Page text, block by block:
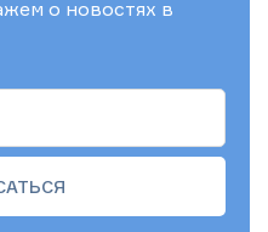
о новостях в